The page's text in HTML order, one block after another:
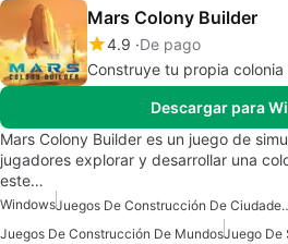
Mars Colony Builder
4.9 De pago
Construye tu propia colonia
Descargar para
Mars Colony Builder es un juego de
jugadores explorar y desarrollar una
este…
Windows
Juegos De
Juegos De Construcción De MundosJuego De